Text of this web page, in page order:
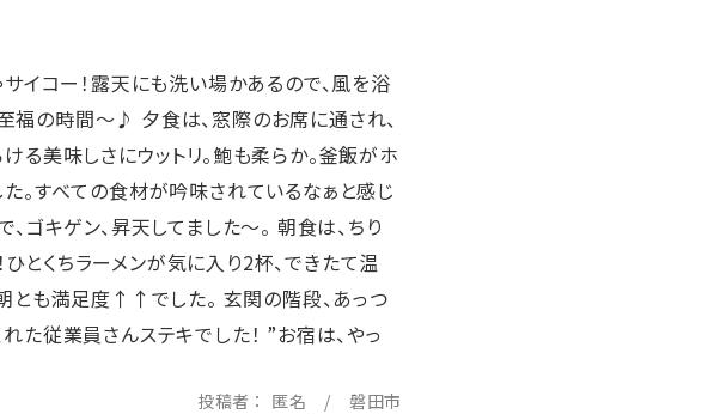
イコー！露天にも洗い場かあるので、風を浴
福の時間〜♪ 夕食は、窓際のお席に通され、
る美味しさにウットリ。鮑も柔らか。釜飯がホ
。すべての食材が吟味されているなぁと感じ
ゴキゲン、昇天してました〜。 朝食は、ちり
とくちラーメンが気に入り2杯、できたて温
とも満足度↑↑でした。 玄関の階段、あっつ
た従業員さんステキでした！ ”お宿は、やっ
投稿者
匿名 / 磐田市